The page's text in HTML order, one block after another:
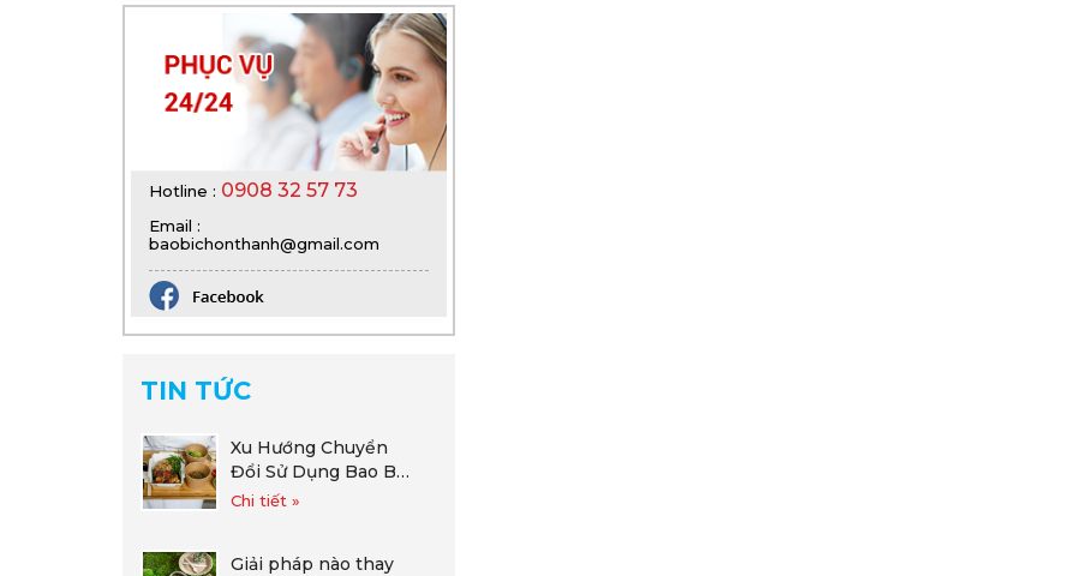
Hotline : 0908 32 57 73
Email :
baobichonthanh@gmail.com
TIN TỨC
Xu Hướng Chuyển
Đổi Sử Dụng Bao Bì
Giấy Của Các Chuỗi
Chi tiết »
Giải pháp nào thay